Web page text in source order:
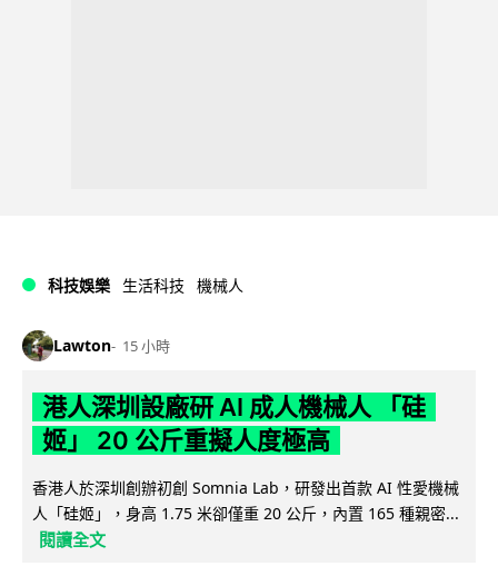
科技娛樂 生活科技 機械人
Lawton 15 小時
港人深圳設廠研 AI 成人機械人 「硅
姬」 20 公斤重擬人度極高
香港人於深圳創辦初創 Somnia Lab，研發出首款 AI 性愛機械
人「硅姬」，身高 1.75 米卻僅重 20 公斤，內置 165 種親密...
閱讀全文